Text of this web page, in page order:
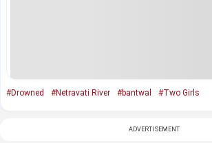
#Drowned #Netravati River #bantwal #Two Girls
ADVERTISEMENT